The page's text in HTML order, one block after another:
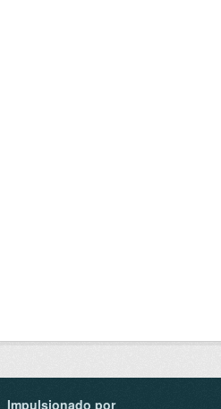
Impulsionado por